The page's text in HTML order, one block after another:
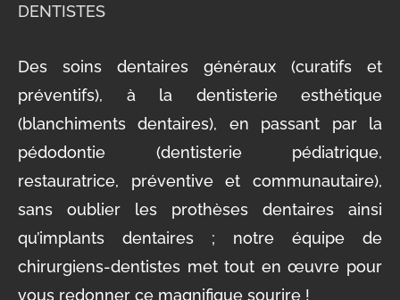
DENTISTES
Des soins dentaires généraux (curatifs et
préventifs), à la dentisterie esthétique
(blanchiments dentaires), en passant par la
pédodontie (dentisterie pédiatrique,
restauratrice, préventive et communautaire),
sans oublier les prothèses dentaires ainsi
qu’implants dentaires ; notre équipe de
chirurgiens-dentistes met tout en œuvre pour
vous redonner ce magnifique sourire !